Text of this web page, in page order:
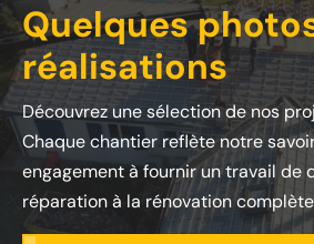
Quelques
réalisations
Découvrez une sélection de nos
Chaque chantier reflète notre
engagement à fournir un travail de
réparation à la rénovation